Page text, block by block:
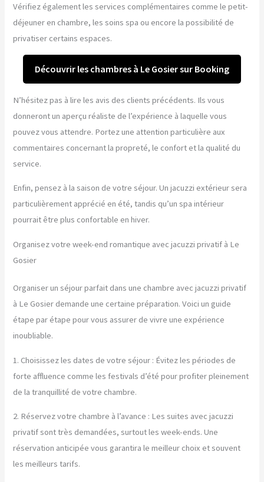
Vérifiez également les services complémentaires comme le petit-
déjeuner en chambre, les soins spa ou encore la possibilité de
privatiser certains espaces.
Découvrir les chambres à Le Gosier sur Booking
N’hésitez pas à lire les avis des clients précédents. Ils vous
donneront un aperçu réaliste de l’expérience à laquelle vous
pouvez vous attendre. Portez une attention particulière aux
commentaires concernant la propreté, le confort et la qualité du
service.
Enfin, pensez à la saison de votre séjour. Un jacuzzi extérieur sera
particulièrement apprécié en été, tandis qu’un spa intérieur
pourrait être plus confortable en hiver.
Organisez votre week-end romantique avec jacuzzi privatif à Le
Gosier
Organiser un séjour parfait dans une chambre avec jacuzzi privatif
à Le Gosier demande une certaine préparation. Voici un guide
étape par étape pour vous assurer de vivre une expérience
inoubliable.
1. Choisissez les dates de votre séjour : Évitez les périodes de
forte affluence comme les festivals d’été pour profiter pleinement
de la tranquillité de votre chambre.
2. Réservez votre chambre à l’avance : Les suites avec jacuzzi
privatif sont très demandées, surtout les week-ends. Une
réservation anticipée vous garantira le meilleur choix et souvent
les meilleurs tarifs.